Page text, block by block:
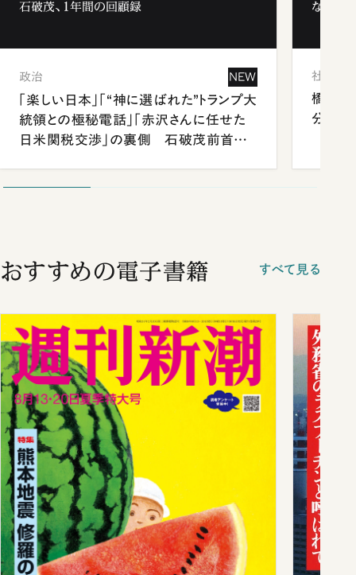
石破茂、1年間の回顧録
政治 NEW
「楽しい日本」「“神に選ばれた”トランプ大
統領との極秘電話」「赤沢さんに任せた
日米関税交渉」の裏側 石破茂前首相
なぜ「
社会
橋本愛
分 佐
おすすめの電子書籍 すべて見る